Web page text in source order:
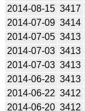
2014-08-15 3417
2014-07-09 3414
2014-07-05 3413
2014-07-03 3413
2014-07-03 3413
2014-06-28 3413
2014-06-22 3412
2014-06-20 3412